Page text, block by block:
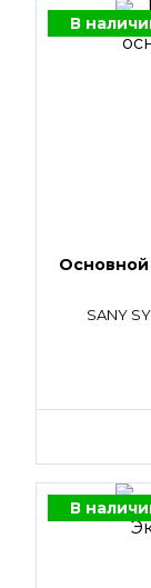
В
Основной
SANY
В